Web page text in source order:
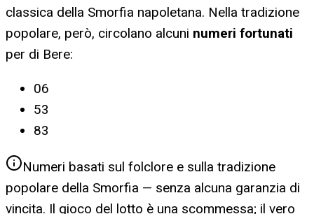
classica della Smorfia napoletana. Nella tradizione
popolare, però, circolano alcuni numeri fortunati
per di Bere:
06
53
83
Numeri basati sul folclore e sulla tradizione
popolare della Smorfia — senza alcuna garanzia di
vincita. Il gioco del lotto è una scommessa; il vero